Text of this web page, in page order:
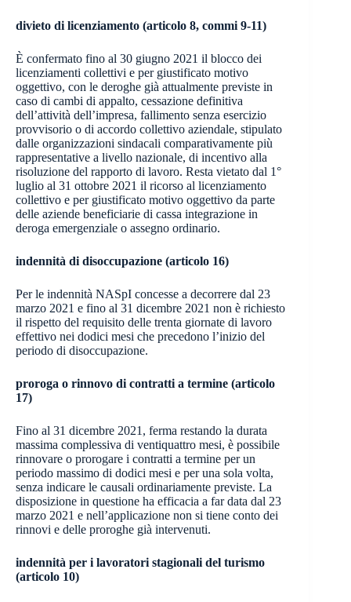
divieto di licenziamento (articolo 8, commi 9-11)
È confermato fino al 30 giugno 2021 il blocco dei
licenziamenti collettivi e per giustificato motivo
oggettivo, con le deroghe già attualmente previste in
caso di cambi di appalto, cessazione definitiva
dell’attività dell’impresa, fallimento senza esercizio
provvisorio o di accordo collettivo aziendale, stipulato
dalle organizzazioni sindacali comparativamente più
rappresentative a livello nazionale, di incentivo alla
risoluzione del rapporto di lavoro. Resta vietato dal 1°
luglio al 31 ottobre 2021 il ricorso al licenziamento
collettivo e per giustificato motivo oggettivo da parte
delle aziende beneficiarie di cassa integrazione in
deroga emergenziale o assegno ordinario.
indennità di disoccupazione (articolo 16)
Per le indennità NASpI concesse a decorrere dal 23
marzo 2021 e fino al 31 dicembre 2021 non è richiesto
il rispetto del requisito delle trenta giornate di lavoro
effettivo nei dodici mesi che precedono l’inizio del
periodo di disoccupazione.
proroga o rinnovo di contratti a termine (articolo
17)
Fino al 31 dicembre 2021, ferma restando la durata
massima complessiva di ventiquattro mesi, è possibile
rinnovare o prorogare i contratti a termine per un
periodo massimo di dodici mesi e per una sola volta,
senza indicare le causali ordinariamente previste. La
disposizione in questione ha efficacia a far data dal 23
marzo 2021 e nell’applicazione non si tiene conto dei
rinnovi e delle proroghe già intervenuti.
indennità per i lavoratori stagionali del turismo
(articolo 10)